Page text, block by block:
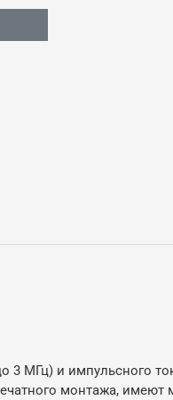
3 МГц) и импульсного
монтажа,